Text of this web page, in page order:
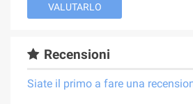
VALUTARLO
Recensioni
Siate il primo a fare una